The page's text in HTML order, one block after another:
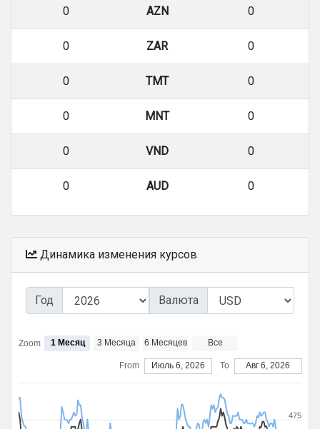
0 AZN 0
0 ZAR 0
0 TMT 0
0 MNT 0
0 VND 0
0 AUD 0
Динамика изменения курсов
Год Валюта
Zoom 1 Месяц 3 Месяца 6 Месяцев Все
From Июль 6, 2026 To Авг 6, 2026
475